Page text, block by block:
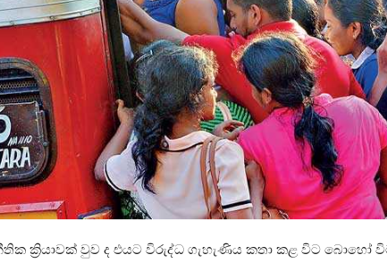
ක්‍රියාවක් වුව ද එයට විරුද්ධ ගැහැණිය කතා කළ විට බොහෝ